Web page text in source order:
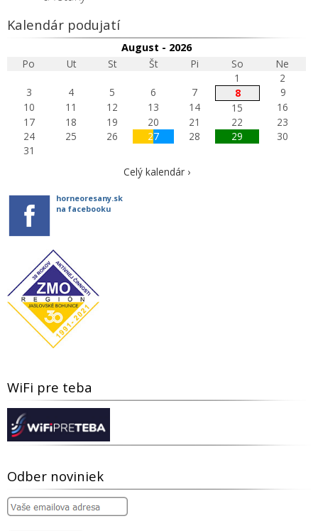
Kalendár podujatí
August - 2026
Po
Ut St Št Pi So
Ne
1
2
3
4 5 6 7 8
9
10
11 12 13 14 15
16
17
18 19 20 21 22
23
24
25 26 27 28 29
30
31
Celý kalendár ›
horneoresany.sk
na facebooku
WiFi pre teba
Odber noviniek